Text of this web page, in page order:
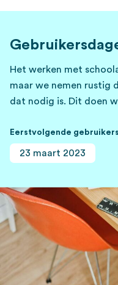
Het werken met
maar we nemen rustig
dat nodig is. Dit doen
Eerstvolgende
23 maart 2023